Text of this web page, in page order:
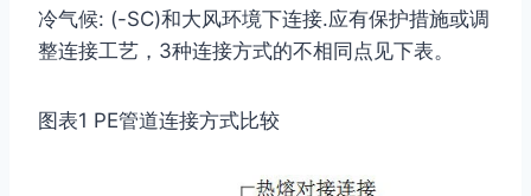
冷气候: (-SC)和大风环境下连接.应有保护措施或调
整连接工艺，3种连接方式的不相同点见下表。
图表1 PE管道连接方式比较